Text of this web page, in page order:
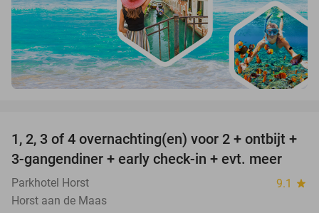
25%
1, 2, 3 of 4 overnachting(en) voor 2 + ontbijt +
3-gangendiner + early check-in + evt. meer
Parkhotel Horst 9.1 star
Horst aan de Maas